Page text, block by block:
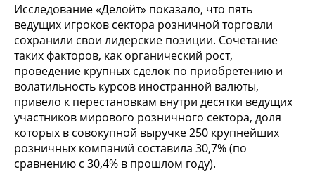
Исследование «Делойт» показало, что пять
ведущих игроков сектора розничной торговли
сохранили свои лидерские позиции. Сочетание
таких факторов, как органический рост,
проведение крупных сделок по приобретению и
волатильность курсов иностранной валюты,
привело к перестановкам внутри десятки ведущих
участников мирового розничного сектора, доля
которых в совокупной выручке 250 крупнейших
розничных компаний составила 30,7% (по
сравнению с 30,4% в прошлом году).